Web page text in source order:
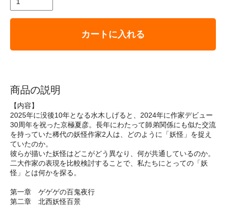
カートに入れる
商品の説明
【内容】
2025年に没後10年となる水木しげると、2024年に作家デビュー
30周年を祝った京極夏彦。長年にわたって師弟関係にも似た交流
を持っていた稀代の妖怪作家2人は、どのように「妖怪」を捉え
ていたのか。
彼らが描いた妖怪はどこがどう異なり、何が共通しているのか。
二大作家の表現を比較検討することで、私たちにとっての「妖
怪」とは何かを探る。
第一章 ゲゲゲの百鬼夜行
第二章 北西妖怪百景